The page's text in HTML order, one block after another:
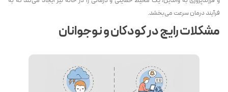
فرآیند درمان سرعت می‌بخشد.
مشکلات رایج در کودکان و نوجوانان